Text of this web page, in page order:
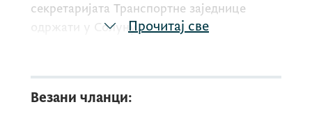
секретаријата Транспортне заједнице
одржати у Солуну.
Платформе можете погледати у
Прочитај све
Везани чланци: